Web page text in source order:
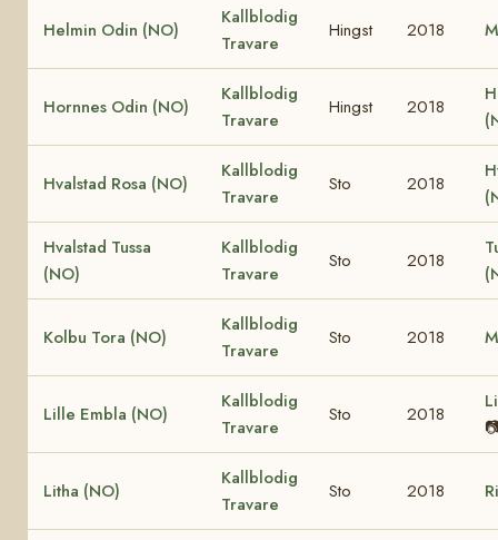
Helmin Odin (NO)
Kallblodig
Travare
Hingst 2018
Hornnes Odin (NO)
Kallblodig
Travare
Hingst 2018
Hvalstad Rosa (NO)
Kallblodig
Travare
Sto 2018
Hvalstad Tussa
(NO)
Kallblodig
Travare
Sto 2018
Kolbu Tora (NO)
Kallblodig
Travare
Sto 2018
Lille Embla (NO)
Kallblodig
Travare
Sto 2018
Litha (NO)
Kallblodig
Travare
Sto 2018